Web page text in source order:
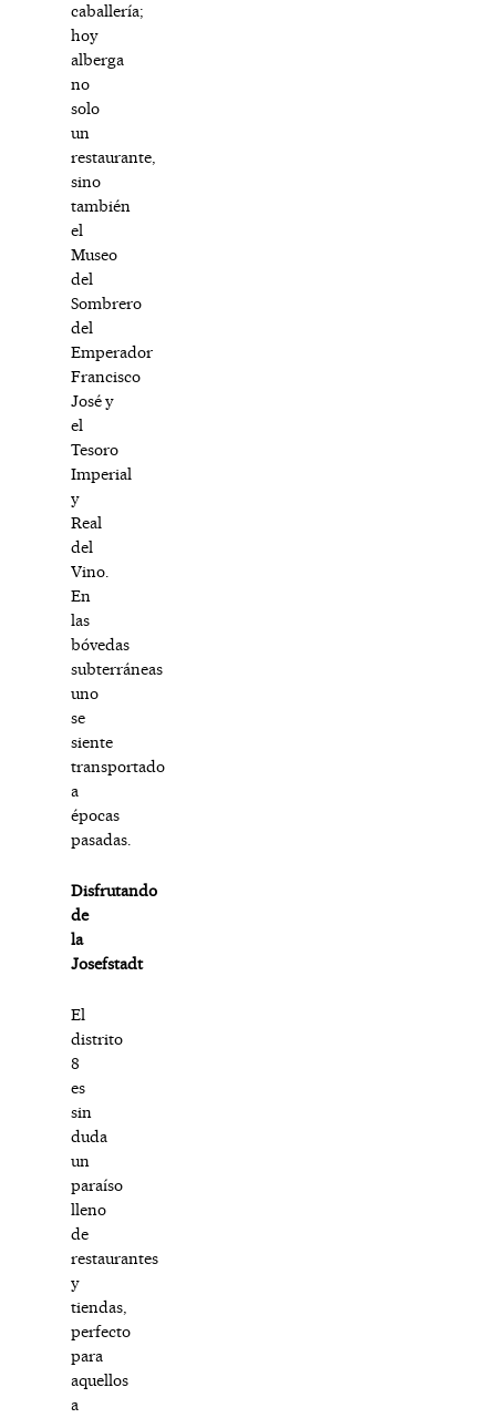
caballería;
hoy
alberga
no
solo
un
restaurante,
sino
también
el
Museo
del
Sombrero
del
Emperador
Francisco
José y
el
Tesoro
Imperial
y
Real
del
Vino.
En
las
bóvedas
subterráneas
uno
se
siente
transportado
a
épocas
pasadas.
Disfrutando
de
la
Josefstadt
El
distrito
8
es
sin
duda
un
paraíso
lleno
de
restaurantes
y
tiendas,
perfecto
para
aquellos
a